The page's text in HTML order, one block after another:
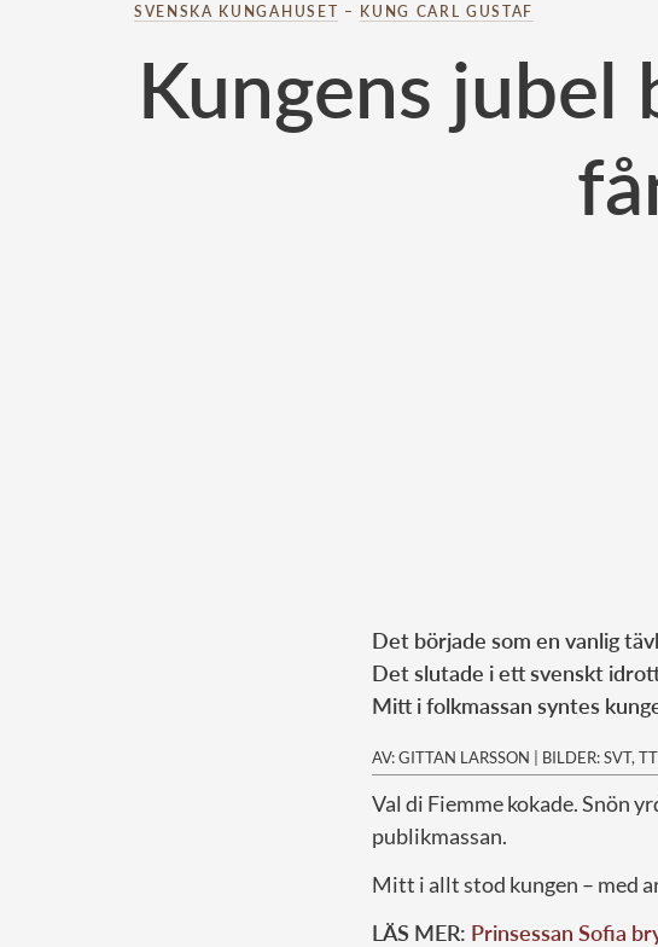
SVENSKA KUNGAHUSET – KUNG CARL GUSTAF
Kungens jubel
Det började som en vanlig
Det slutade i ett svenskt
Mitt i folkmassan syntes
AV: GITTAN LARSSON | BILDER: SVT, TT
Val di Fiemme kokade. Snön
publikmassan.
Mitt i allt stod kungen – med
LÄS MER: Prinsessan Sofia